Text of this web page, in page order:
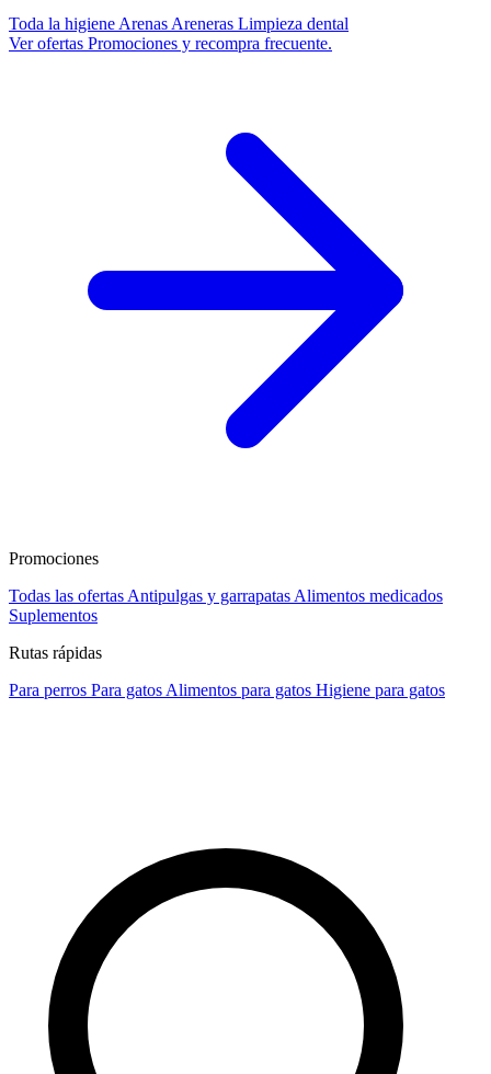
Toda la higiene Arenas Areneras Limpieza dental
Ver ofertas Promociones y recompra frecuente.
Promociones
Todas las ofertas Antipulgas y garrapatas Alimentos medicados
Suplementos
Rutas rápidas
Para perros Para gatos Alimentos para gatos Higiene para gatos